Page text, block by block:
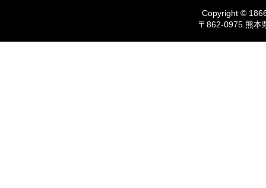
Copyright ©
〒862-0975 熊本